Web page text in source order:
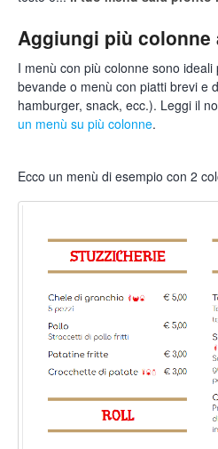
Aggiungi più colonne
I menù con più colonne sono
bevande o menù con piatti brevi e
hamburger, snack, ecc.). Leggi il
un menù su più colonne.
Ecco un menù di esempio con 2